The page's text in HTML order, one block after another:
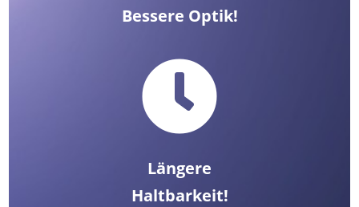
Bessere Optik!

Längere
Haltbarkeit!